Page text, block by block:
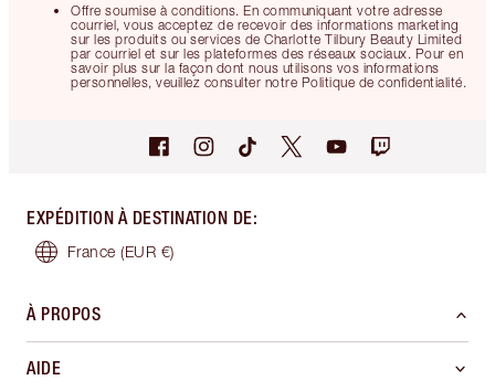
Offre soumise à conditions. En communiquant votre adresse
courriel, vous acceptez de recevoir des informations marketing
sur les produits ou services de Charlotte Tilbury Beauty Limited
par courriel et sur les plateformes des réseaux sociaux. Pour en
savoir plus sur la façon dont nous utilisons vos informations
personnelles, veuillez consulter notre Politique de confidentialité.
EXPÉDITION À DESTINATION DE:
France (EUR €)
À PROPOS
AIDE